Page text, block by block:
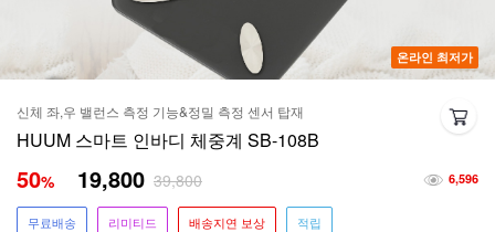
온라인 최저가
신체 좌,우 밸런스 측정 기능&정밀 측정 센서 탑재
HUUM 스마트 인바디 체중계 SB-108B
6,596
50% 19,800 39,800
무료배송 리미티드 배송지연 보상 적립